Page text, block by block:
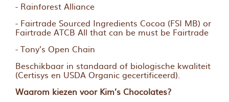
- Rainforest Alliance
- Fairtrade Sourced Ingredients Cocoa (FSI MB) or
Fairtrade ATCB All that can be must be Fairtrade
- Tony’s Open Chain
Beschikbaar in standaard of biologische kwaliteit
(Certisys en USDA Organic gecertificeerd).
Waarom kiezen voor Kim’s Chocolates?